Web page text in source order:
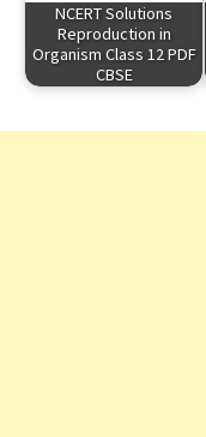
NCERT Solutions
Reproduction in
Organism Class 12 PDF
CBSE